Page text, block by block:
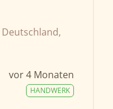
Deutschland,
vor 4 Monaten
HANDWERK